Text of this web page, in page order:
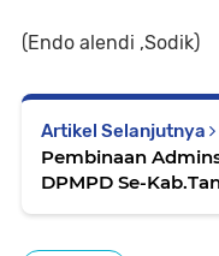
(Endo alendi ,Sodik)
Artikel Selanjutnya
Pembinaan
DPMPD Se-